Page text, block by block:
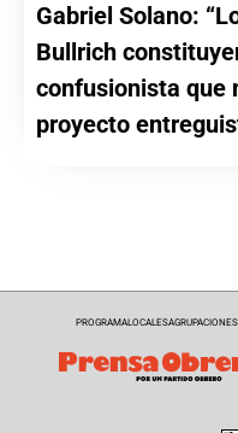
Gabriel Solano:
Bullrich
confusionista que
proyecto
PROGRAMALOCALESAGRUPACIONES